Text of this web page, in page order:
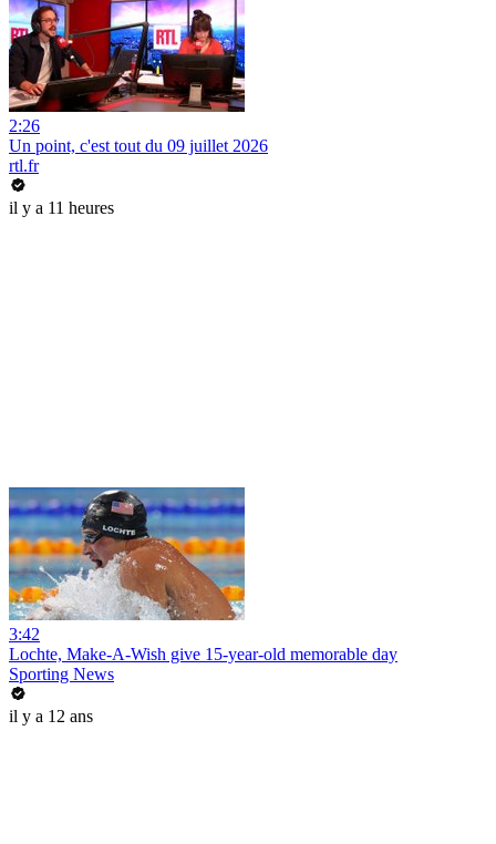
2:26
Un point, c'est tout du 09 juillet 2026
rtl.fr
il y a 11 heures
3:42
Lochte, Make-A-Wish give 15-year-old memorable day
Sporting News
il y a 12 ans